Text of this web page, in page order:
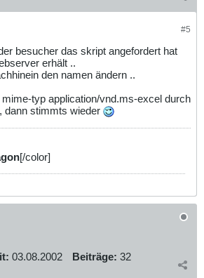
#5
besucher das skript angefordert hat
erhält ..
den namen ändern ..
typ application/vnd.ms-excel durch
dann stimmts wieder
[/color]
03.08.2002 Beiträge: 32